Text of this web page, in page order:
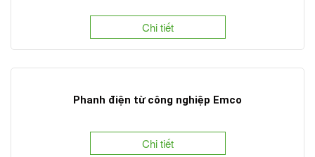
Chi tiết
Phanh điện từ công nghiệp Emco
Chi tiết